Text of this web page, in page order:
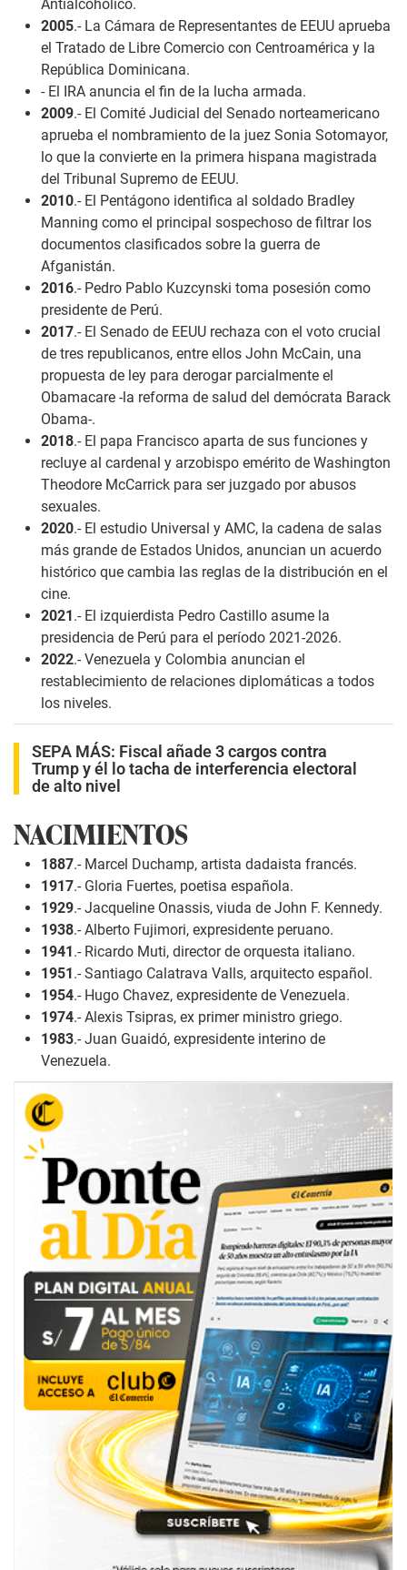
Antialcohólico.
2005.- La Cámara de Representantes de EEUU aprueba
el Tratado de Libre Comercio con Centroamérica y la
República Dominicana.
- El IRA anuncia el fin de la lucha armada.
2009.- El Comité Judicial del Senado norteamericano
aprueba el nombramiento de la juez Sonia Sotomayor,
lo que la convierte en la primera hispana magistrada
del Tribunal Supremo de EEUU.
2010.- El Pentágono identifica al soldado Bradley
Manning como el principal sospechoso de filtrar los
documentos clasificados sobre la guerra de
Afganistán.
2016.- Pedro Pablo Kuzcynski toma posesión como
presidente de Perú.
2017.- El Senado de EEUU rechaza con el voto crucial
de tres republicanos, entre ellos John McCain, una
propuesta de ley para derogar parcialmente el
Obamacare -la reforma de salud del demócrata Barack
Obama-.
2018.- El papa Francisco aparta de sus funciones y
recluye al cardenal y arzobispo emérito de Washington
Theodore McCarrick para ser juzgado por abusos
sexuales.
2020.- El estudio Universal y AMC, la cadena de salas
más grande de Estados Unidos, anuncian un acuerdo
histórico que cambia las reglas de la distribución en el
cine.
2021.- El izquierdista Pedro Castillo asume la
presidencia de Perú para el período 2021-2026.
2022.- Venezuela y Colombia anuncian el
restablecimiento de relaciones diplomáticas a todos
los niveles.
SEPA MÁS: Fiscal añade 3 cargos contra
Trump y él lo tacha de interferencia electoral
de alto nivel
NACIMIENTOS
1887.- Marcel Duchamp, artista dadaista francés.
1917.- Gloria Fuertes, poetisa española.
1929.- Jacqueline Onassis, viuda de John F. Kennedy.
1938.- Alberto Fujimori, expresidente peruano.
1941.- Ricardo Muti, director de orquesta italiano.
1951.- Santiago Calatrava Valls, arquitecto español.
1954.- Hugo Chavez, expresidente de Venezuela.
1974.- Alexis Tsipras, ex primer ministro griego.
1983.- Juan Guaidó, expresidente interino de
Venezuela.